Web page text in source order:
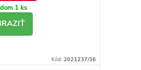
1 ks
Kód: 2021237/36